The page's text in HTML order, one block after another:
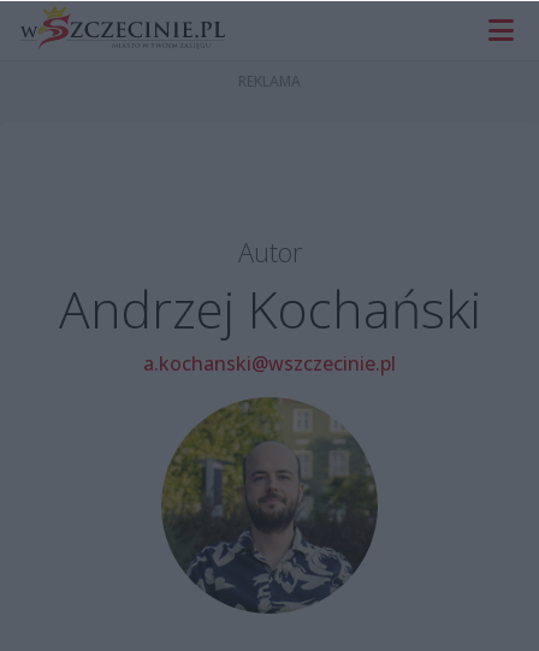
Autor
Andrzej Kochański
a.kochanski@wszczecinie.pl